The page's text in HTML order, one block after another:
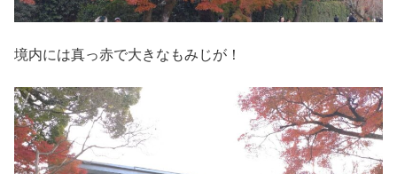
境内には真っ赤で大きなもみじが！